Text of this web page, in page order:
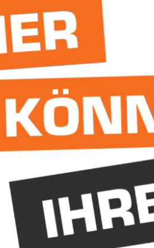
erweiterte Tastaturnavigation. Drücken Sie
Inhalte und Übergänge für eine